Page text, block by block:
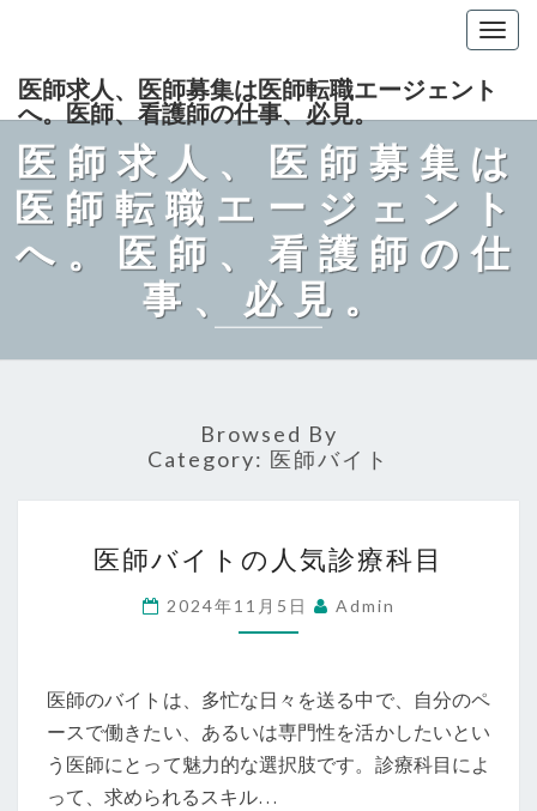
医師求人、医師募集は医師転職エージェント
へ。医師、看護師の仕事、必見。
医師求人、医師募集は
医師転職エージェント
へ。医師、看護師の仕
事、必見。
Browsed By
Category: 医師バイト
師
バ
イ
の
人
気
医師バイトの人気診療科目
2024年11月5日 Admin
医師のバイトは、多忙な日々を送る中で、自分のペ
ースで働きたい、あるいは専門性を活かしたいとい
う医師にとって魅力的な選択肢です。診療科目によ
って、求められるスキル…